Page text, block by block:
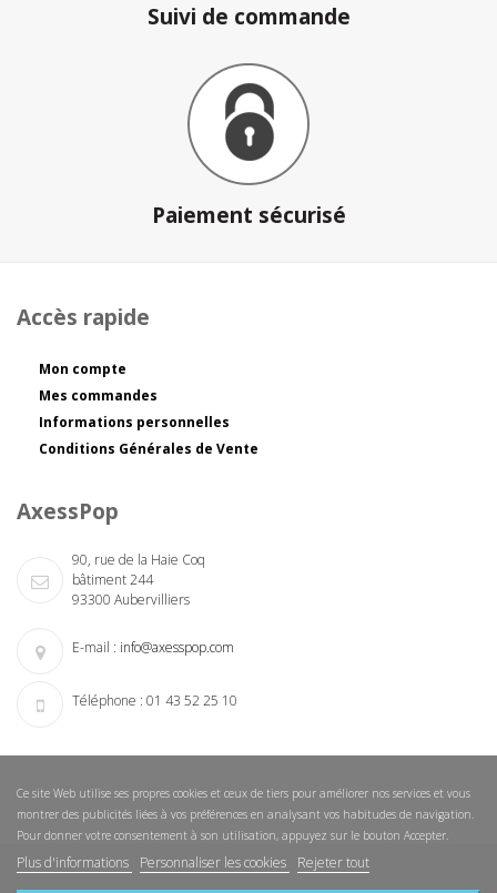
Suivi de commande
Paiement sécurisé
Accès rapide
Mon compte
Mes commandes
Informations personnelles
Conditions Générales de Vente
AxessPop
90, rue de la Haie Coq
bâtiment 244
93300 Aubervilliers
E-mail : info@axesspop.com
Téléphone : 01 43 52 25 10
Ce site Web utilise ses propres cookies et ceux de tiers pour améliorer nos services et vous
montrer des publicités liées à vos préférences en analysant vos habitudes de navigation.
Pour donner votre consentement à son utilisation, appuyez sur le bouton Accepter.
Plus d'informations Personnaliser les cookies Rejeter tout